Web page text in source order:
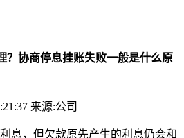
？协商停息挂账失败一般是什么原
来源:公司
息，但欠款原先产生的利息仍会和